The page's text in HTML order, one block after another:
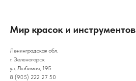
Мир красок и инструментов
Ленинградская обл.
г. Зеленогорск
ул. Любимая, 19Б
8 (905) 222 27 50